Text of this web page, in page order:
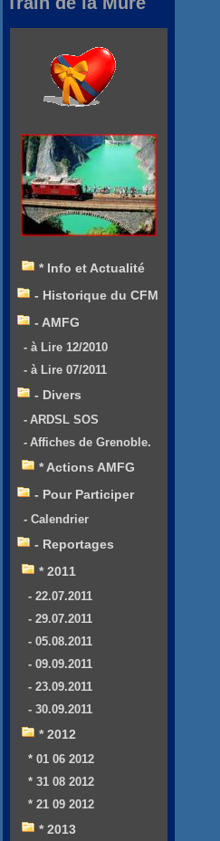
* Info et Actualité
- Historique du CFM
- AMFG
- à Lire 12/2010
- à Lire 07/2011
- Divers
- ARDSL SOS
- Affiches de Grenoble.
* Actions AMFG
- Pour Participer
- Calendrier
- Reportages
* 2011
- 22.07.2011
- 29.07.2011
- 05.08.2011
- 09.09.2011
- 23.09.2011
- 30.09.2011
* 2012
* 01 06 2012
* 31 08 2012
* 21 09 2012
* 2013